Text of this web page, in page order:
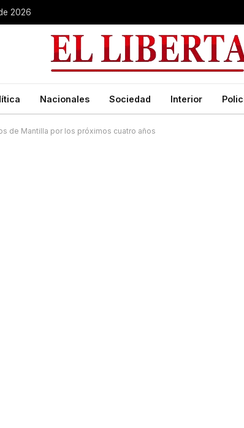
2026
Nacionales Sociedad Interior
de Mantilla por los próximos cuatro años